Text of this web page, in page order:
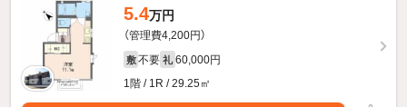
5.4万円
（管理費4,200円）
敷 不要 礼 60,000円
1階 / 1R / 29.25㎡